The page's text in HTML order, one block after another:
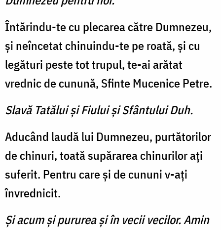
Întărindu-te cu plecarea către Dumnezeu,
şi neîncetat chinuindu-te pe roată, şi cu
legături peste tot trupul, te-ai arătat
vrednic de cunună, Sfinte Mucenice Petre.
Slavă Tatălui şi Fiului şi Sfântului Duh.
Aducând laudă lui Dumnezeu, purtătorilor
de chinuri, toată supărarea chinurilor aţi
suferit. Pentru care şi de cununi v-aţi
învrednicit.
Şi acum şi pururea şi în vecii vecilor. Amin